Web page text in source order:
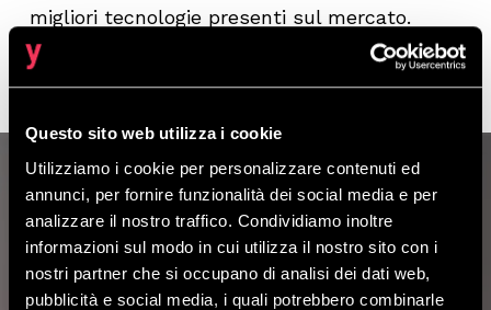
Questo sito web utilizza i cookie
Utilizziamo i cookie per personalizzare contenuti ed
annunci, per fornire funzionalità dei social media e per
analizzare il nostro traffico. Condividiamo inoltre
informazioni sul modo in cui utilizza il nostro sito con i
nostri partner che si occupano di analisi dei dati web,
pubblicità e social media, i quali potrebbero combinarle
migliori tecnologie presenti sul mercato.
BUSINESS CASE
Scopri i nostri ultimi
progetti